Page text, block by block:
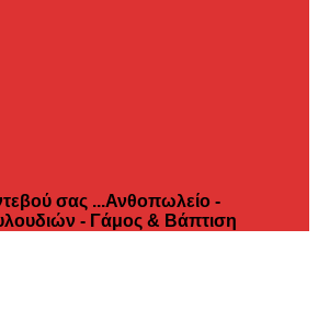
σας ...Ανθοπωλείο -
- Γάμος & Βάπτιση